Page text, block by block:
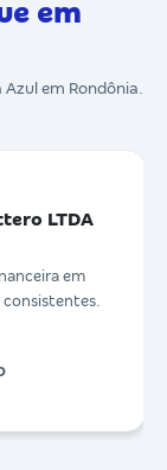
em
em Rondônia.
LTDA
em
consistentes.